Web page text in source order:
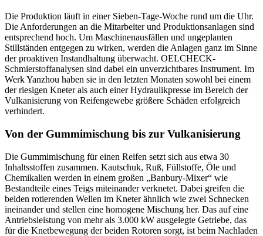
Die Produktion läuft in einer Sieben-Tage-Woche rund um die Uhr.
Die Anforderungen an die Mitarbeiter und Produktionsanlagen sind
entsprechend hoch. Um Maschinenausfällen und ungeplanten
Stillständen entgegen zu wirken, werden die Anlagen ganz im Sinne
der proaktiven Instandhaltung überwacht. OELCHECK-
Schmierstoffanalysen sind dabei ein unverzichtbares Instrument. Im
Werk Yanzhou haben sie in den letzten Monaten sowohl bei einem
der riesigen Kneter als auch einer Hydraulikpresse im Bereich der
Vulkanisierung von Reifengewebe größere Schäden erfolgreich
verhindert.
Von der Gummimischung bis zur Vulkanisierung
Die Gummimischung für einen Reifen setzt sich aus etwa 30
Inhaltsstoffen zusammen. Kautschuk, Ruß, Füllstoffe, Öle und
Chemikalien werden in einem großen „Banbury-Mixer“ wie
Bestandteile eines Teigs miteinander verknetet. Dabei greifen die
beiden rotierenden Wellen im Kneter ähnlich wie zwei Schnecken
ineinander und stellen eine homogene Mischung her. Das auf eine
Antriebsleistung von mehr als 3.000 kW ausgelegte Getriebe, das
für die Knetbewegung der beiden Rotoren sorgt, ist beim Nachladen